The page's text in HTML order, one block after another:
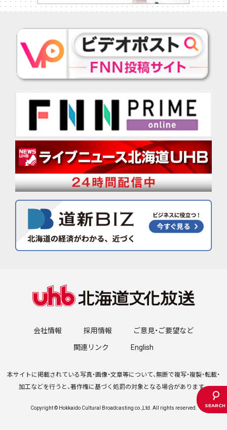
会社情報 採用情報 ご意見・ご要望など
関連リンク English
本サイトに掲載されている写真・画像・文章等について、無断で複写・複製・転載・
加工などを行うと、著作権に基づく処罰の対象となる場合があります。
Copyright © Hokkaido Cultural Broadcasting co.,Ltd. All rights reserved.